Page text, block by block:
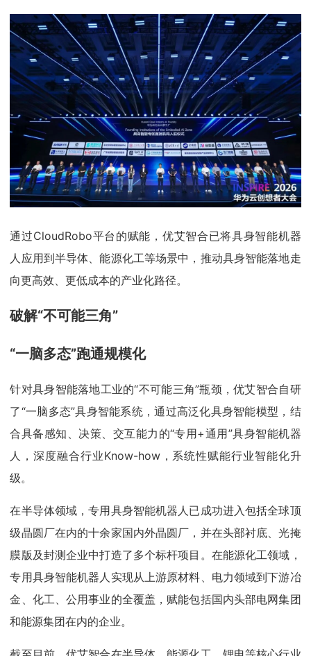
通过CloudRobo平台的赋能，优艾智合已将具身智能机器
人应用到半导体、能源化工等场景中，推动具身智能落地走
向更高效、更低成本的产业化路径。
破解“不可能三角”
“一脑多态”跑通规模化
针对具身智能落地工业的“不可能三角”瓶颈，优艾智合自研
了“一脑多态”具身智能系统，通过高泛化具身智能模型，结
合具备感知、决策、交互能力的“专用+通用”具身智能机器
人，深度融合行业Know-how，系统性赋能行业智能化升
级。
在半导体领域，专用具身智能机器人已成功进入包括全球顶
级晶圆厂在内的十余家国内外晶圆厂，并在头部衬底、光掩
膜版及封测企业中打造了多个标杆项目。在能源化工领域，
专用具身智能机器人实现从上游原材料、电力领域到下游冶
金、化工、公用事业的全覆盖，赋能包括国内头部电网集团
和能源集团在内的企业。